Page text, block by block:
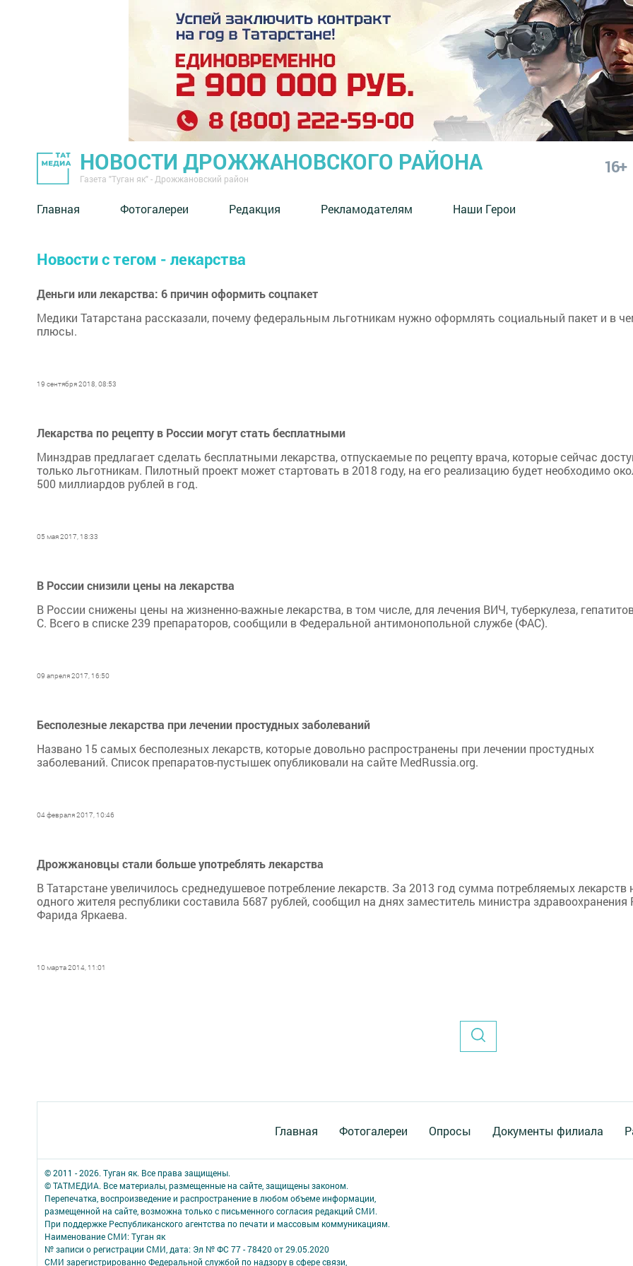
НОВОСТИ ДРОЖЖАНОВСКОГО РАЙОНА
Газета "Туган як" - Дрожжановский район
16+
Главная Фотогалереи Редакция Рекламодателям Наши Герои
Новости с тегом - лекарства
Деньги или лекарства: 6 причин оформить соцпакет
Медики Татарстана рассказали, почему федеральным льготникам нужно оформлять социальный пакет и в
плюсы.
19 сентября 2018, 08:53
Лекарства по рецепту в России могут стать бесплатными
Минздрав предлагает сделать бесплатными лекарства, отпускаемые по рецепту врача, которые сейчас
только льготникам. Пилотный проект может стартовать в 2018 году, на его реализацию будет необходимо
500 миллиардов рублей в год.
05 мая 2017, 18:33
В России снизили цены на лекарства
В России снижены цены на жизненно-важные лекарства, в том числе, для лечения ВИЧ, туберкулеза,
С. Всего в списке 239 препараторов, сообщили в Федеральной антимонопольной службе (ФАС).
09 апреля 2017, 16:50
Бесполезные лекарства при лечении простудных заболеваний
Названо 15 самых бесполезных лекарств, которые довольно распространены при лечении простудных
заболеваний. Список препаратов-пустышек опубликовали на сайте MedRussia.org.
04 февраля 2017, 10:46
Дрожжановцы стали больше употреблять лекарства
В Татарстане увеличилось среднедушевое потребление лекарств. За 2013 год сумма потребляемых лекарств
одного жителя республики составила 5687 рублей, сообщил на днях заместитель министра здравоохранения
Фарида Яркаева.
10 марта 2014, 11:01
Главная Фотогалереи Опросы Документы филиала
© 2011 - 2026. Туган як. Все права защищены.
© ТАТМЕДИА. Все материалы, размещенные на сайте, защищены законом.
Перепечатка, воспроизведение и распространение в любом объеме информации,
размещенной на сайте, возможна только с письменного согласия редакций СМИ.
При поддержке Республиканского агентства по печати и массовым коммуникациям.
Наименование СМИ: Туган як
№ записи о регистрации СМИ, дата: Эл № ФС 77 - 78420 от 29.05.2020
СМИ зарегистрированно Федеральной службой по надзору в сфере связи,